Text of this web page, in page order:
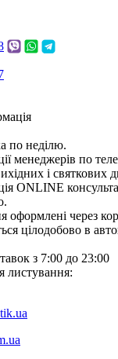
по неділю.
менеджерів по
і святкових
ONLINE
оформлені через
цілодобово в
з 7:00 до 23:00
листування: